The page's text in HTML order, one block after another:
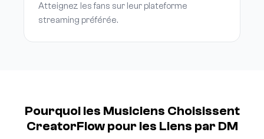
Atteignez les fans sur leur plateforme
streaming préférée.
Pourquoi les Musiciens Choisissent
CreatorFlow pour les Liens par DM